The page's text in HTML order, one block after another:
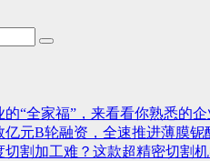
“全家福”，来看看你熟悉的
亿元B轮融资，全速推进薄膜铌
切割加工难？这款超精密切割